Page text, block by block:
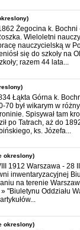
Żegocina k. Bochni
Wieloletni
nauczycielską w
się do szkoły na
razem 44 lata...
Łąkta Górna k.
70 był wikarym w
Spisywał tam
po Tatrach, aż do
ks. Józefa...
okreslony)
1912 Warszawa - 28
inwentaryzacyjnej
na terenie
"Biuletynu Oddziału
okreslony)